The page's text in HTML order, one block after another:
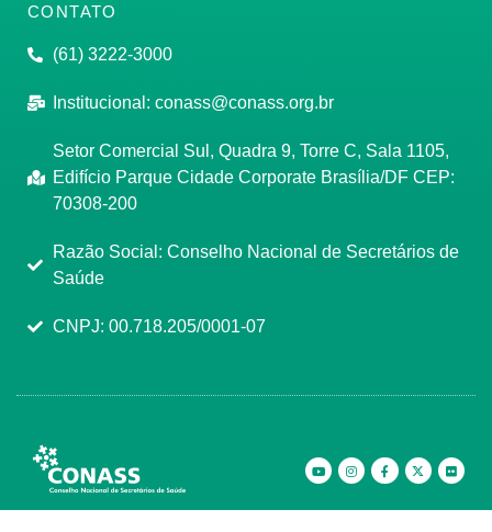
CONTATO
(61) 3222-3000
Institucional: conass@conass.org.br
Setor Comercial Sul, Quadra 9, Torre C, Sala 1105,
Edifício Parque Cidade Corporate Brasília/DF CEP:
70308-200
Razão Social: Conselho Nacional de Secretários de
Saúde
CNPJ: 00.718.205/0001-07